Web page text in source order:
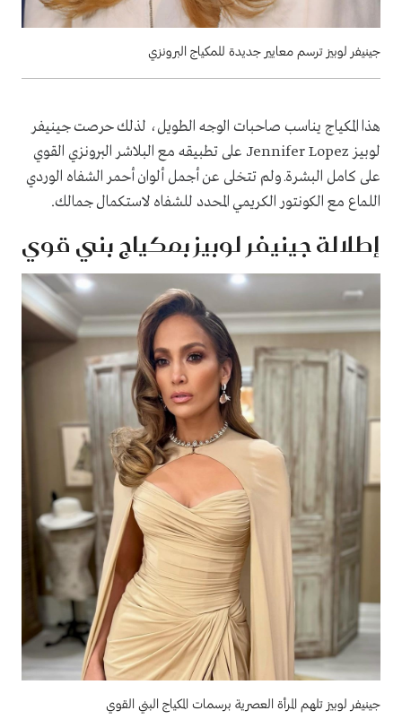
جينيفر لوبيز ترسم معايير جديدة للمكياج البرونزي
هذا المكياج يناسب صاحبات الوجه الطويل، لذلك حرصت جينيفر
لوبيز Jennifer Lopez على تطبيقه مع البلاشر البرونزي القوي
على كامل البشرةـ ولم تتخلى عن أجمل ألوان أحمر الشفاه الوردي
اللماع مع الكونتور الكريمي المحدد للشفاه لاستكمال جمالك.
إطلالة جينيفر لوبيز بمكياج بني قوي
جينيفر لوبيز تلهم المرأة العصرية برسمات المكياج البني القوي